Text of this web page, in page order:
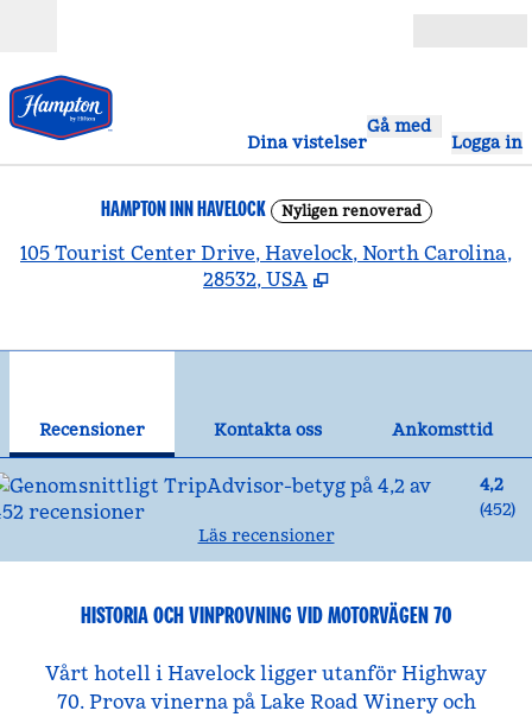
Dina vistelser
Gå med
Logga in
HAMPTON INN HAVELOCK Nyligen renoverad
105 Tourist Center Drive, Havelock, North Carolina,
28532, USA
Recensioner Kontakta oss
Ankomsttid
4,2
(452)
Läs recensioner
HISTORIA OCH VINPROVNING VID MOTORVÄGEN 70
Vårt hotell i Havelock ligger utanför Highway
70. Prova vinerna på Lake Road Winery och